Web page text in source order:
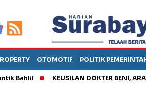
OTOMOTIF POLITIK
KEUSILAN DOKTER BENI, ARAHKAN